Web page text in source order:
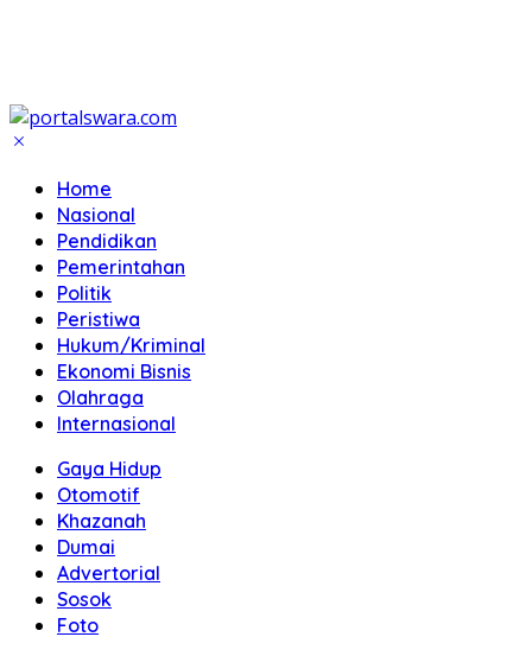
Home
Nasional
Pendidikan
Pemerintahan
Politik
Peristiwa
Hukum/Kriminal
Ekonomi Bisnis
Olahraga
Internasional
Gaya Hidup
Otomotif
Khazanah
Dumai
Advertorial
Sosok
Foto